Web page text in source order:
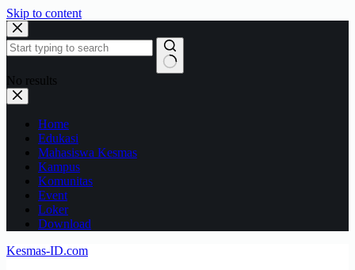
Skip to content
No results
Home
Edukasi
Mahasiswa Kesmas
Kampus
Komunitas
Event
Loker
Download
Kesmas-ID.com